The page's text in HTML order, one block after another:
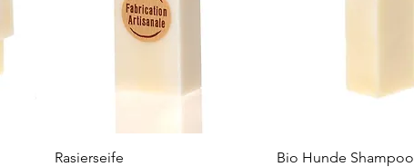
Schnellansicht
Rasierseife
Schnellansicht
Bio Hunde Shampoo